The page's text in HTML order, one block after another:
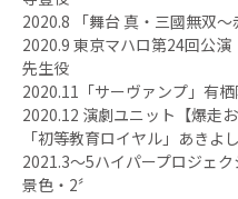
2020.8 「舞台 真・三國無双
2020.9 東京マハロ第24回公
先生役
2020.11「サーヴァンプ」有
2020.12 演劇ユニット【爆走
「初等教育ロイヤル」あきよ
2021.3〜5ハイパープロジェ
景色・2〞